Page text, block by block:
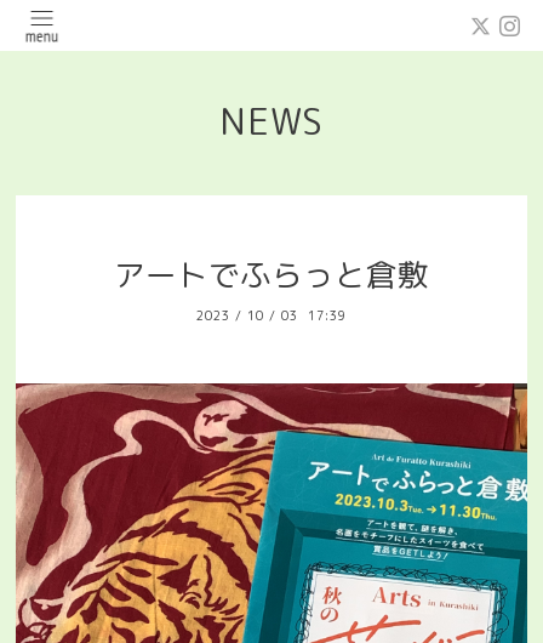
NEWS
アートでふらっと倉敷
2023 / 10 / 03 17:39